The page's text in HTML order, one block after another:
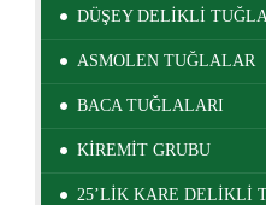
DÜŞEY DELİKLİ
ASMOLEN TUĞLALAR
BACA TUĞLALARI
KİREMİT GRUBU
25’LİK KARE DELİKLİ